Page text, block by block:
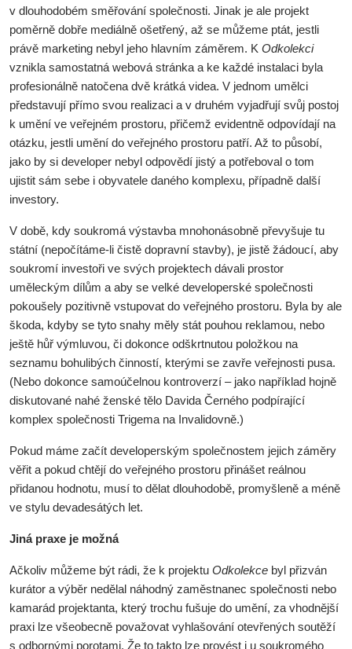
v dlouhodobém směřování společnosti. Jinak je ale projekt
poměrně dobře mediálně ošetřený, až se můžeme ptát, jestli
právě marketing nebyl jeho hlavním záměrem. K Odkolekci
vznikla samostatná webová stránka a ke každé instalaci byla
profesionálně natočena dvě krátká videa. V jednom umělci
představují přímo svou realizaci a v druhém vyjadřují svůj postoj
k umění ve veřejném prostoru, přičemž evidentně odpovídají na
otázku, jestli umění do veřejného prostoru patří. Až to působí,
jako by si developer nebyl odpovědí jistý a potřeboval o tom
ujistit sám sebe i obyvatele daného komplexu, případně další
investory.
V době, kdy soukromá výstavba mnohonásobně převyšuje tu
státní (nepočítáme-li čistě dopravní stavby), je jistě žádoucí, aby
soukromí investoři ve svých projektech dávali prostor
uměleckým dílům a aby se velké developerské společnosti
pokoušely pozitivně vstupovat do veřejného prostoru. Byla by ale
škoda, kdyby se tyto snahy měly stát pouhou reklamou, nebo
ještě hůř výmluvou, či dokonce odškrtnutou položkou na
seznamu bohulibých činností, kterými se zavře veřejnosti pusa.
(Nebo dokonce samoúčelnou kontroverzí – jako například hojně
diskutované nahé ženské tělo Davida Černého podpírající
komplex společnosti Trigema na Invalidovně.)
Pokud máme začít developerským společnostem jejich záměry
věřit a pokud chtějí do veřejného prostoru přinášet reálnou
přidanou hodnotu, musí to dělat dlouhodobě, promyšleně a méně
ve stylu devadesátých let.
Jiná praxe je možná
Ačkoliv můžeme být rádi, že k projektu Odkolekce byl přizván
kurátor a výběr nedělal náhodný zaměstnanec společnosti nebo
kamarád projektanta, který trochu fušuje do umění, za vhodnější
praxi lze všeobecně považovat vyhlašování otevřených soutěží
s odbornými porotami. Že to takto lze provést i u soukromého